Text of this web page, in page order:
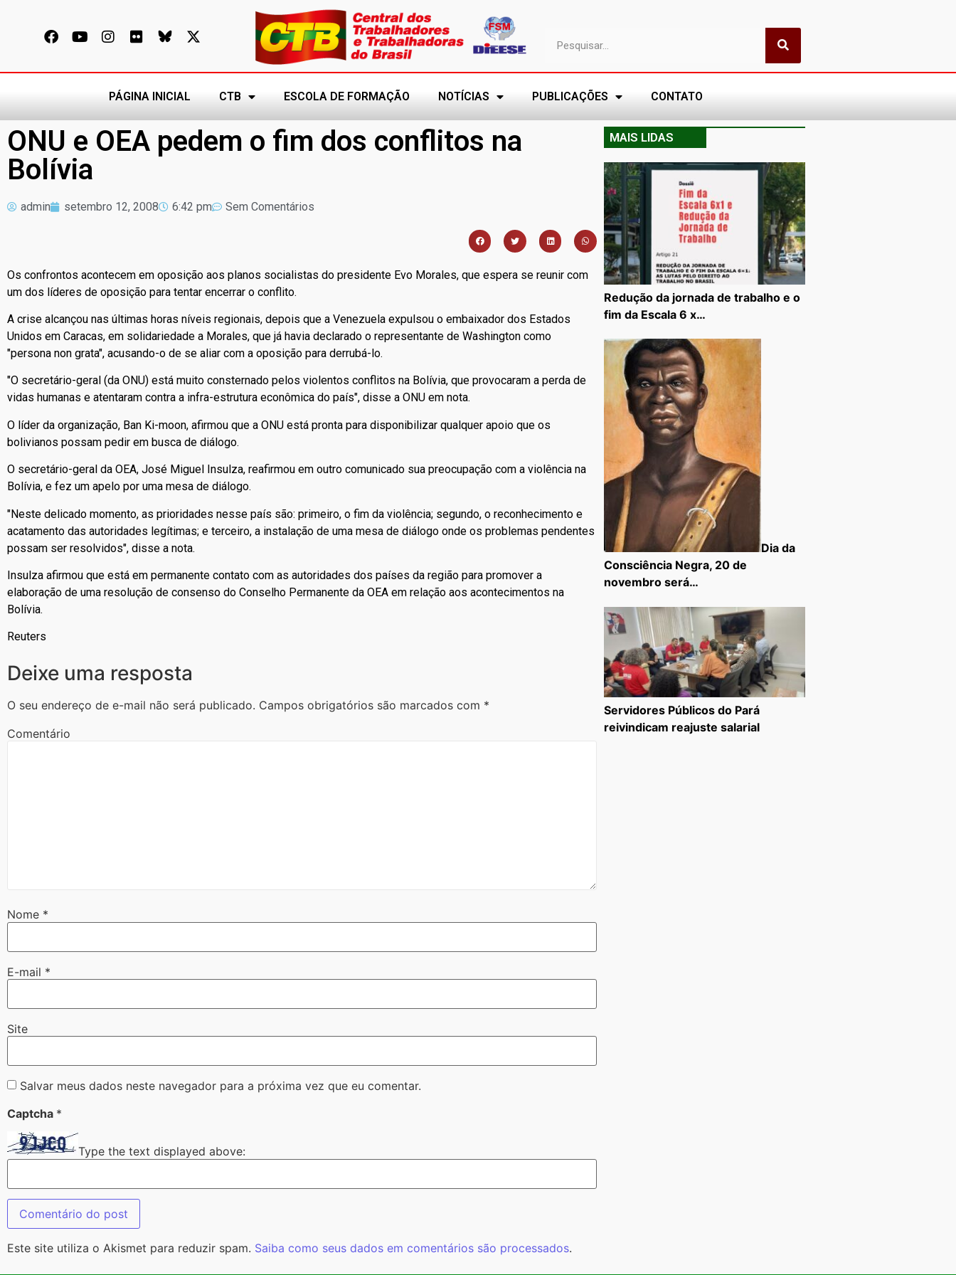
PÁGINA INICIAL CTB ESCOLA DE FORMAÇÃO NOTÍCIAS PUBLICAÇÕES CONTATO
ONU e OEA pedem o fim dos conflitos na
Bolívia
admin setembro 12, 2008 6:42 pm Sem Comentários
Os confrontos acontecem em oposição aos planos socialistas do presidente Evo Morales, que espera se reunir com
um dos líderes de oposição para tentar encerrar o conflito.
A crise alcançou nas últimas horas níveis regionais, depois que a Venezuela expulsou o embaixador dos Estados
Unidos em Caracas, em solidariedade a Morales, que já havia declarado o representante de Washington como
"persona non grata", acusando-o de se aliar com a oposição para derrubá-lo.
"O secretário-geral (da ONU) está muito consternado pelos violentos conflitos na Bolívia, que provocaram a perda de
vidas humanas e atentaram contra a infra-estrutura econômica do país", disse a ONU em nota.
O líder da organização, Ban Ki-moon, afirmou que a ONU está pronta para disponibilizar qualquer apoio que os
bolivianos possam pedir em busca de diálogo.
O secretário-geral da OEA, José Miguel Insulza, reafirmou em outro comunicado sua preocupação com a violência na
Bolívia, e fez um apelo por uma mesa de diálogo.
"Neste delicado momento, as prioridades nesse país são: primeiro, o fim da violência; segundo, o reconhecimento e
acatamento das autoridades legítimas; e terceiro, a instalação de uma mesa de diálogo onde os problemas pendentes
possam ser resolvidos", disse a nota.
Insulza afirmou que está em permanente contato com as autoridades dos países da região para promover a
elaboração de uma resolução de consenso do Conselho Permanente da OEA em relação aos acontecimentos na
Bolívia.
Reuters
Deixe uma resposta
O seu endereço de e-mail não será publicado. Campos obrigatórios são marcados com *
Comentário
Nome *
E-mail *
Site
Salvar meus dados neste navegador para a próxima vez que eu comentar.
Captcha *
Type the text displayed above:
Este site utiliza o Akismet para reduzir spam. Saiba como seus dados em comentários são processados.
MAIS LIDAS
Redução da jornada de trabalho e o
fim da Escala 6 x…
Dia da
Consciência Negra, 20 de
novembro será…
Servidores Públicos do Pará
reivindicam reajuste salarial